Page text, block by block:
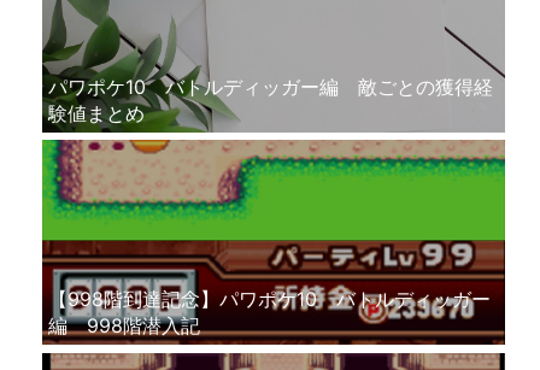
パワポケ10 バトルディッガー編 敵ごとの獲得経
験値まとめ
【998階到達記念】パワポケ10 バトルディッガー
編 998階潜入記